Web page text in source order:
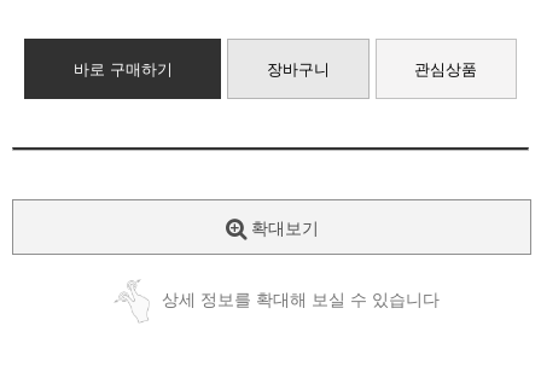
바로 구매하기 장바구니 관심상품
확대보기
상세 정보를 확대해 보실 수 있습니다